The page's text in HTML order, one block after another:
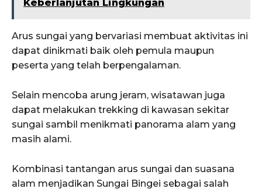
Keberlanjutan Lingkungan
Arus sungai yang bervariasi membuat aktivitas ini
dapat dinikmati baik oleh pemula maupun
peserta yang telah berpengalaman.
Selain mencoba arung jeram, wisatawan juga
dapat melakukan trekking di kawasan sekitar
sungai sambil menikmati panorama alam yang
masih alami.
Kombinasi tantangan arus sungai dan suasana
alam menjadikan Sungai Bingei sebagai salah